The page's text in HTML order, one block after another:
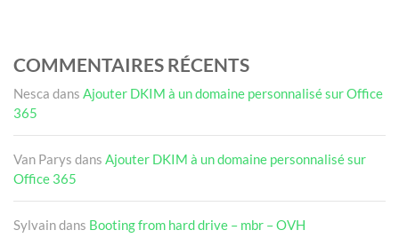
COMMENTAIRES RÉCENTS
Nesca dans Ajouter DKIM à un domaine personnalisé sur Office
365
Van Parys dans Ajouter DKIM à un domaine personnalisé sur
Office 365
Sylvaindans Booting from hard drive – mbr – OVH